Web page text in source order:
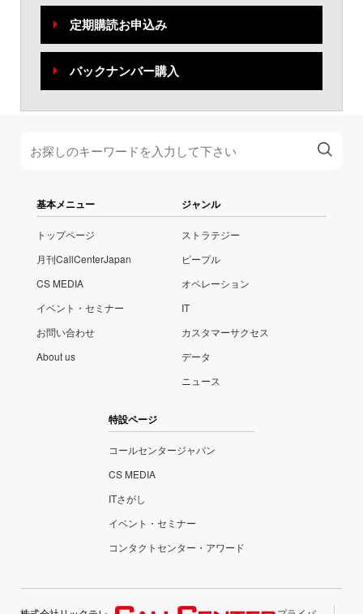
定期購読お申込み
バックナンバー購入
基本メニュー
トップページ
月刊CallCenterJapan
CS MEDIA
イベント・セミナー
お問い合わせ
About us
ジャンル
ストラテジー
ピープル
オペレーション
IT
カスタマーサクセス
データ
ニュース
特設ページ
コールセンタージャパン
CS MEDIA
ITさがし
イベント・セミナー
コンタクトセンター・アワード